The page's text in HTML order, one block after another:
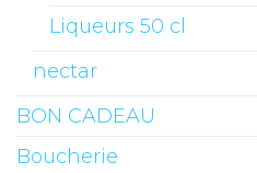
Liqueurs 50 cl
nectar
BON CADEAU
Boucherie